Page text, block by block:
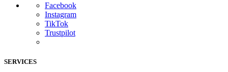
Facebook
Instagram
TikTok
Trustpilot
SERVICES